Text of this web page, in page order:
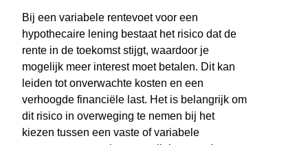
Bij een variabele rentevoet voor een
hypothecaire lening bestaat het risico dat de
rente in de toekomst stijgt, waardoor je
mogelijk meer interest moet betalen. Dit kan
leiden tot onverwachte kosten en een
verhoogde financiële last. Het is belangrijk om
dit risico in overweging te nemen bij het
kiezen tussen een vaste of variabele